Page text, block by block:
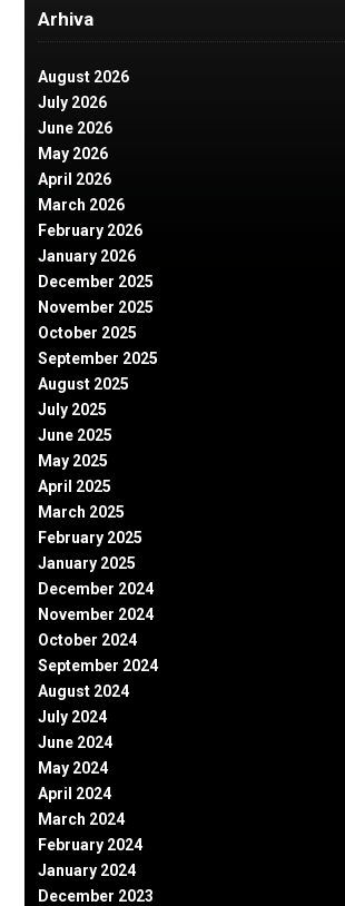
Arhiva
August 2026
July 2026
June 2026
May 2026
April 2026
March 2026
February 2026
January 2026
December 2025
November 2025
October 2025
September 2025
August 2025
July 2025
June 2025
May 2025
April 2025
March 2025
February 2025
January 2025
December 2024
November 2024
October 2024
September 2024
August 2024
July 2024
June 2024
May 2024
April 2024
March 2024
February 2024
January 2024
December 2023